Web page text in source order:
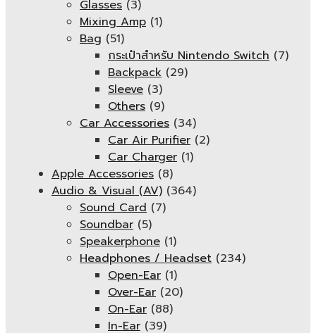
Glasses (3)
Mixing Amp (1)
Bag (51)
กระเป๋าสำหรับ Nintendo Switch (7)
Backpack (29)
Sleeve (3)
Others (9)
Car Accessories (34)
Car Air Purifier (2)
Car Charger (1)
Apple Accessories (8)
Audio & Visual (AV) (364)
Sound Card (7)
Soundbar (5)
Speakerphone (1)
Headphones / Headset (234)
Open-Ear (1)
Over-Ear (20)
On-Ear (88)
In-Ear (39)